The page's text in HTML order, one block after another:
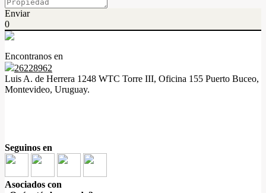
Enviar
0
Encontranos en
26228962
Luis A. de Herrera 1248 WTC Torre III, Oficina 155 Puerto Buceo,
Montevideo, Uruguay.
Seguinos en
Asociados con